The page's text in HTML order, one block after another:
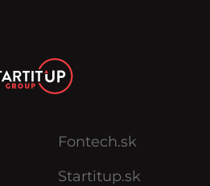
Fontech.sk
Startitup.sk